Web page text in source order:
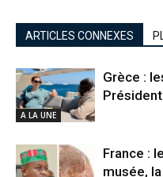
ARTICLES CONNEXES
A LA UNE
Grèce :
France :
musée,